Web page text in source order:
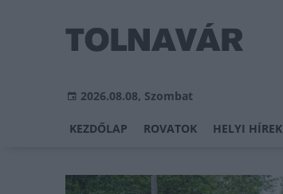
2026.08.08, Szombat
KEZDŐLAP ROVATOK HELYI HÍREK